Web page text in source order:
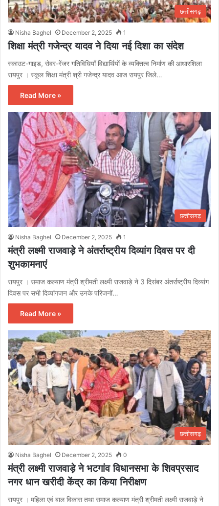
छत्तीसगढ़
Nisha Baghel December 2, 2025 1
शिक्षा मंत्री गजेन्द्र यादव ने दिया नई दिशा का संदेश
स्काउट-गाइड, रोवर-रेंजर गतिविधियाँ विद्यार्थियों के व्यक्तित्व निर्माण की आधारशिला
रायपुर । स्कूल शिक्षा मंत्री श्री गजेन्द्र यादव आज रायपुर जिले…
Read More »
छत्तीसगढ़
Nisha Baghel December 2, 2025 1
मंत्री लक्ष्मी राजवाड़े ने अंतर्राष्ट्रीय दिव्यांग दिवस पर दी
शुभकामनाएं
रायपुर । समाज कल्याण मंत्री श्रीमती लक्ष्मी राजवाड़े ने 3 दिसंबर अंतर्राष्ट्रीय दिव्यांग
दिवस पर सभी दिव्यांगजन और उनके परिजनों…
Read More »
छत्तीसगढ़
Nisha Baghel December 2, 2025 0
मंत्री लक्ष्मी राजवाड़े ने भटगांव विधानसभा के शिवप्रसाद
नगर धान खरीदी केंद्र का किया निरीक्षण
रायपुर । महिला एवं बाल विकास तथा समाज कल्याण मंत्री श्रीमती लक्ष्मी राजवाड़े ने